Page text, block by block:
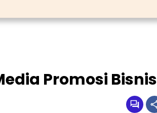
Promosi Bisnis